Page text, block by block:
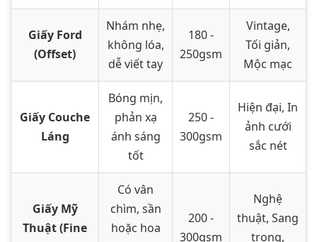
Giấy Ford
(Offset)
Nhám nhẹ,
không lóa,
dễ viết tay
180 -
250gsm
Vintage,
Tối giản,
Mộc mạc
Giấy Couche
Láng
Bóng mịn,
phản xạ
ánh sáng
tốt
250 -
300gsm
Hiện đại, In
ảnh cưới
sắc nét
Giấy Mỹ
Thuật (Fine
Có vân
chìm, sần
hoặc hoa
200 -
300gsm
Nghệ
thuật, Sang
trọng,